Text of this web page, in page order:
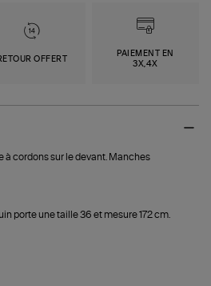
OFFERT
PAIEMENT EN
3X,4X
à cordons sur le devant. Manches
porte une taille 36 et mesure 172 cm.